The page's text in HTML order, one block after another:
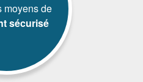
moyens de
sécurisé